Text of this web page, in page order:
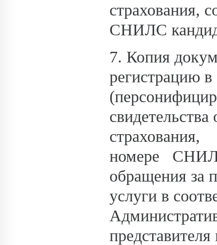
страхования,
СНИЛС
7. Копия
регистрацию в
свидетельства
номере
обращения за
услуги в